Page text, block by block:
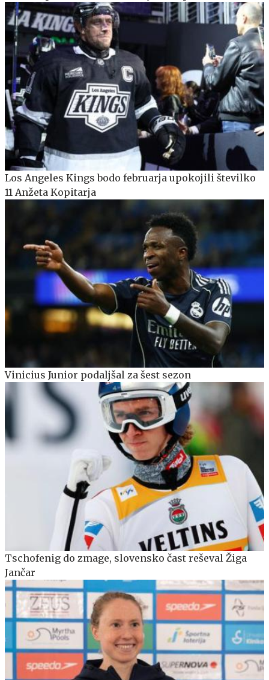
Los Angeles Kings bodo februarja upokojili številko
11 Anžeta Kopitarja
Vinicius Junior podaljšal za šest sezon
Tschofenig do zmage, slovensko čast reševal Žiga
Jančar